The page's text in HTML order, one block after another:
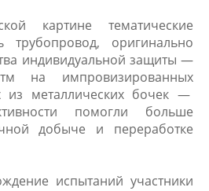
картине тематические
трубопровод, оригинально
индивидуальной защиты —
на импровизированных
из металлических бочек —
помогли больше
добыче и переработке
испытаний участники